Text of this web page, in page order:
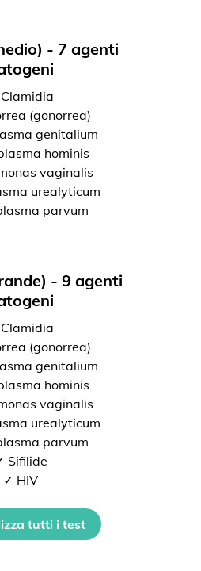
- 7 agenti
(gonorrea)
genitalium
hominis
vaginalis
urealyticum
parvum
- 9 agenti
(gonorrea)
genitalium
hominis
vaginalis
urealyticum
parvum
Sifilide
✓ HIV
tutti i test